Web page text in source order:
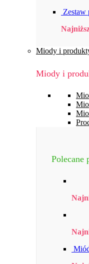
Zestaw
Miody i
Miody i
Polecane